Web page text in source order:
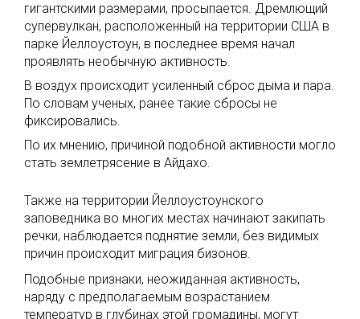
гигантскими размерами, просыпается. Дремлющий
супервулкан, расположенный на территории США в
парке Йеллоустоун, в последнее время начал
проявлять необычную активность.
В воздух происходит усиленный сброс дыма и пара.
По словам ученых, ранее такие сбросы не
фиксировались.
По их мнению, причиной подобной активности могло
стать землетрясение в Айдахо.
Также на территории Йеллоустоунского
заповедника во многих местах начинают закипать
речки, наблюдается поднятие земли, без видимых
причин происходит миграция бизонов.
Подобные признаки, неожиданная активность,
наряду с предполагаемым возрастанием
температур в глубинах этой громадины, могут